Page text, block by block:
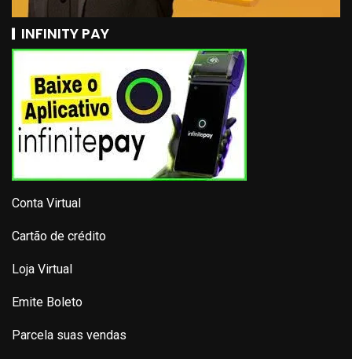
INFINITY PAY
Conta Virtual
Cartão de crédito
Loja Virtual
Emite Boleto
Parcela suas vendas